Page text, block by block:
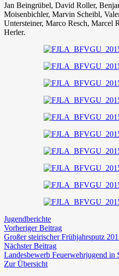
Jan Beingrübel, David Roller,
Moisenbichler, Marvin Scheibl,
Untersteiner, Marco Resch, Marcel
Herler.
Jugendberichte
Beitragsnavigation
Vorheriger BeitragVorheriger
Beitrag:
Großer steirischer Frühjahrsputz
Nächster BeitragNächster
Beitrag:
Landesbewerb Feuerwehrjugend in
Zur Übersicht